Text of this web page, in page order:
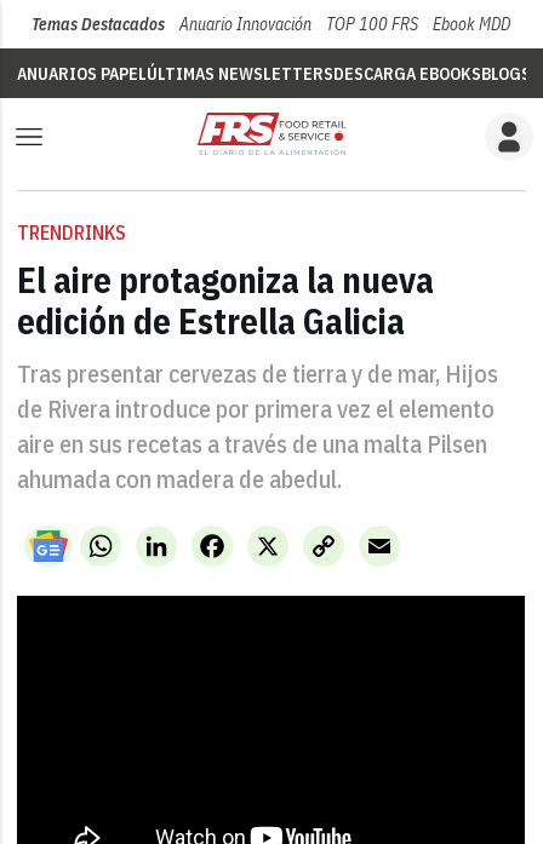
Temas Destacados Anuario Innovación TOP 100 FRS Ebook MDD
ANUARIOS PAPELÚLTIMAS NEWSLETTERSDESCARGA EBOOKSBLOGS
TRENDRINKS
El aire protagoniza la nueva
edición de Estrella Galicia
Tras presentar cervezas de tierra y de mar, Hijos
de Rivera introduce por primera vez el elemento
aire en sus recetas a través de una malta Pilsen
ahumada con madera de abedul.
WhatsAppLinkedIn X
Facebook
Copy
Link
Email